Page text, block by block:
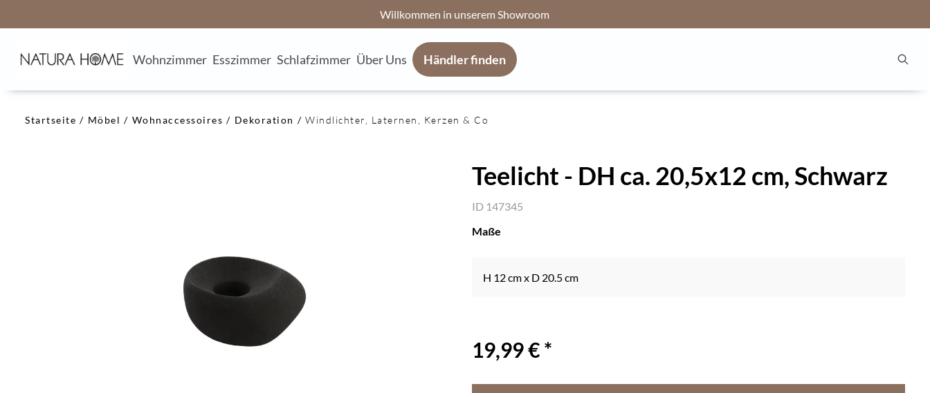
Willkommen in unserem Showroom
Wohnzimmer Esszimmer Schlafzimmer Über Uns Händler finden
Startseite Möbel Wohnaccessoires Dekoration Windlichter, Laternen, Kerzen & Co
Teelicht - DH ca. 20,5x12 cm, Schwarz
ID 147345
Maße
H 12 cm x D 20.5 cm
19,99 € *